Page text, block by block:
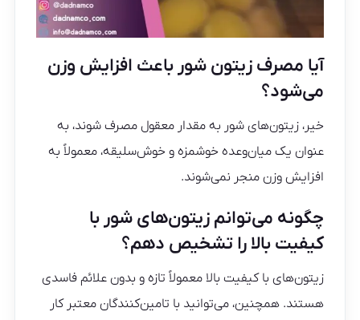
آیا مصرف زیتون شور باعث افزایش وزن
می‌شود؟
خیر، زیتون‌های شور به مقدار معقول مصرف شوند، به
عنوان یک میان‌وعده خوشمزه و خوش‌سلیقه، معمولاً به
افزایش وزن منجر نمی‌شوند.
چگونه می‌توانم زیتون‌های شور با
کیفیت بالا را تشخیص دهم؟
زیتون‌های با کیفیت بالا معمولاً تازه و بدون علائم فاسدی
هستند. همچنین، می‌توانید با تامین‌کنندگان معتبر کار